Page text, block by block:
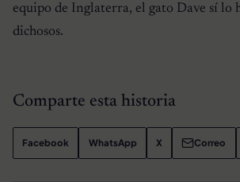
equipo de Inglaterra, el gato Dave sí lo
dichosos.
Comparte esta historia
Facebook WhatsApp X Correo